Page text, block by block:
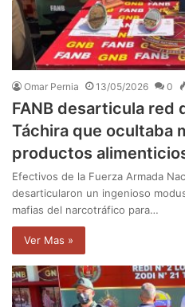
Omar Pernia 13/05/2026 0
FANB desarticula red
Táchira que ocultaba
productos
Efectivos de la Fuerza Armada
desarticularon un ingenioso
mafias del narcotráfico para…
Ver Mas »